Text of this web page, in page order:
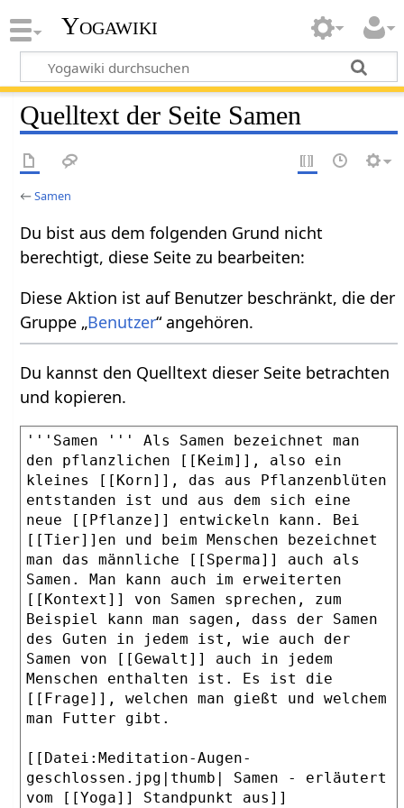
Yogawiki
Quelltext der Seite Samen
←Samen
Du bist aus dem folgenden Grund nicht
berechtigt, diese Seite zu bearbeiten:
Diese Aktion ist auf Benutzer beschränkt, die der
Gruppe „Benutzer“ angehören.
Du kannst den Quelltext dieser Seite betrachten
und kopieren.